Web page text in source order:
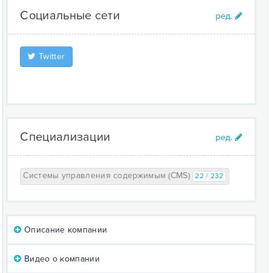
Социальные сети
Twitter
Специализации
Системы управления содержимым (CMS) 22 / 232
Описание компании
Видео о компании